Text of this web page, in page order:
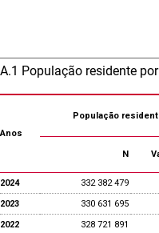
A.1 População residente
Anos
População
N
2024 332 382 479
2023
330 631 695
2022
328 721 891